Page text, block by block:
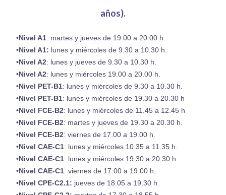
años).
Nivel A1: martes y jueves de 19.00 a 20.00 h.
Nivel A1: lunes y miércoles de 9.30 a 10.30 h.
Nivel A2: lunes y jueves de 9.30 a 10.30 h.
Nivel A2: lunes y miércoles 19.00 a 20.00 h.
Nivel PET-B1: lunes y miércoles de 9.30 a 10.30 h.
Nivel PET-B1: lunes y miércoles de 19.30 a 20.30 h
Nivel FCE-B2: lunes y miércoles de 11.45 a 12.45 h
Nivel FCE-B2: martes y jueves de 19.30 a 20.30 h.
Nivel FCE-B2: viernes de 17.00 a 19.00 h.
Nivel CAE-C1: lunes y miércoles 10.35 a 11.35 h.
Nivel CAE-C1: lunes y miércoles 19.30 a 20.30 h.
Nivel CAE-C1: viernes de 17.00 a 19.00 h.
Nivel CPE-C2.1: jueves de 18.05 a 19.30 h.